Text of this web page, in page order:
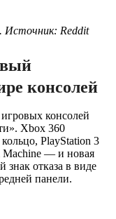
Источник: Reddit
консолей
консолей
Xbox 360
PlayStation 3
Machine — и новая
знак отказа в виде
панели.